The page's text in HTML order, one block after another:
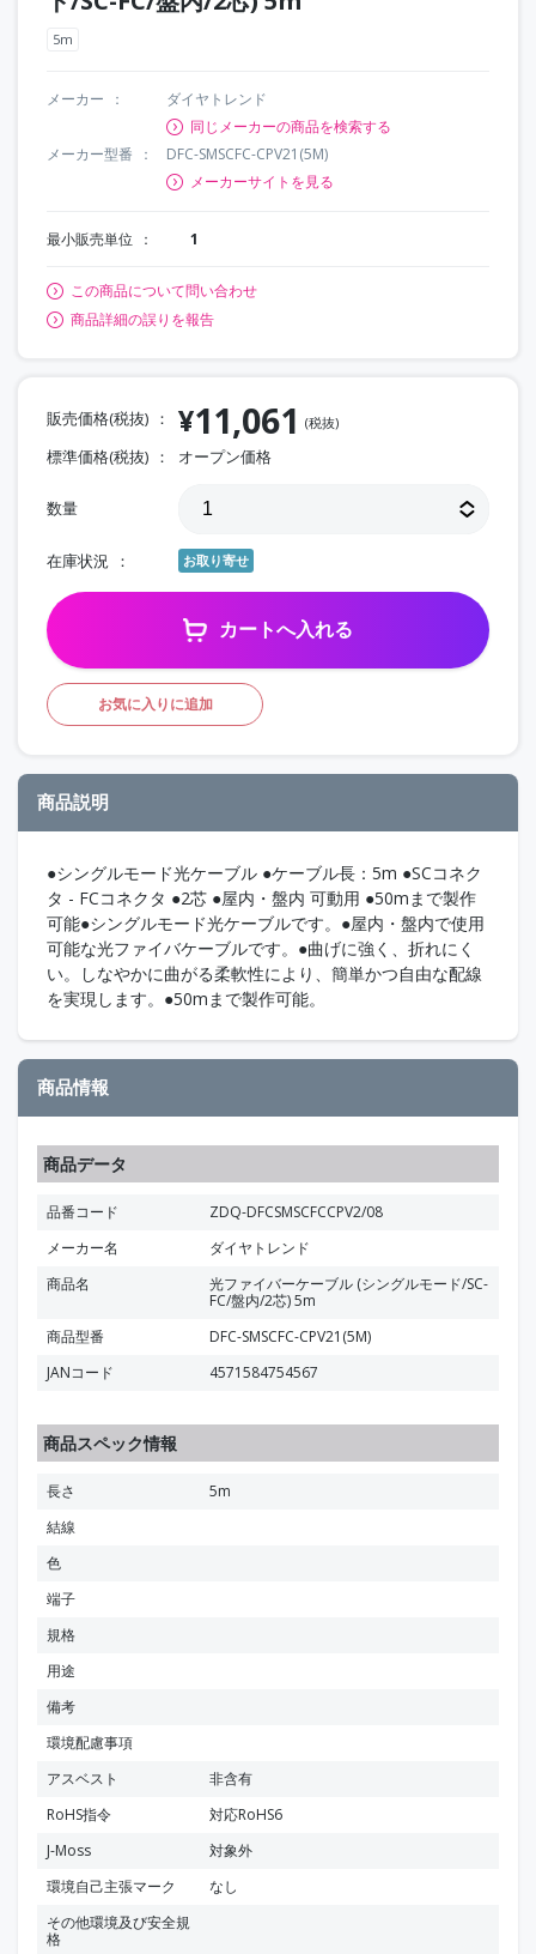
5m
メーカー
ダイヤトレンド
同じメーカーの商品を検索する
メーカー型番
DFC-SMSCFC-CPV21(5M)
メーカーサイトを見る
最小販売単位 1
この商品について問い合わせ
商品詳細の誤りを報告
販売価格(税抜) ¥11,061 (税抜)
標準価格(税抜) オープン価格
数量
在庫状況 お取り寄せ
カートへ入れる
お気に入りに追加
商品説明
●シングルモード光ケーブル ●ケーブル長：5m ●SCコネク
タ - FCコネクタ ●2芯 ●屋内・盤内 可動用 ●50mまで製作
可能●シングルモード光ケーブルです。●屋内・盤内で使用
可能な光ファイバケーブルです。●曲げに強く、折れにく
い。しなやかに曲がる柔軟性により、簡単かつ自由な配線
を実現します。●50mまで製作可能。
商品情報
商品データ
品番コード
ZDQ-DFCSMSCFCCPV2/08
メーカー名
ダイヤトレンド
商品名
光ファイバーケーブル (シングルモード/SC-
FC/盤内/2芯) 5m
商品型番
DFC-SMSCFC-CPV21(5M)
JANコード
4571584754567
商品スペック情報
長さ
5m
結線
色
端子
規格
用途
備考
環境配慮事項
アスベスト
非含有
RoHS指令
対応RoHS6
J-Moss
対象外
環境自己主張マーク
なし
その他環境及び安全規
格